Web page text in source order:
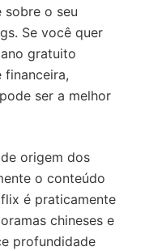
sobre o seu
Se você quer
gratuito
financeira,
ser a melhor
origem dos
o conteúdo
é praticamente
chineses e
profundidade